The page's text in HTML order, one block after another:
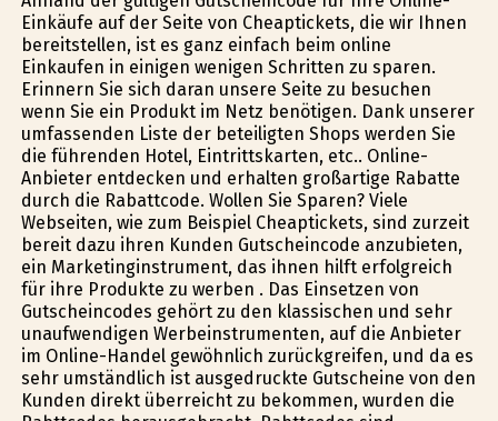
Einkäufe auf der Seite von Cheaptickets, die wir Ihnen
bereitstellen, ist es ganz einfach beim online
Einkaufen in einigen wenigen Schritten zu sparen.
Erinnern Sie sich daran unsere Seite zu besuchen
wenn Sie ein Produkt im Netz benötigen. Dank unserer
umfassenden Liste der beteiligten Shops werden Sie
die führenden Hotel, Eintrittskarten, etc.. Online-
Anbieter entdecken und erhalten großartige Rabatte
durch die Rabattcode. Wollen Sie Sparen? Viele
Webseiten, wie zum Beispiel Cheaptickets, sind zurzeit
bereit dazu ihren Kunden Gutscheincode anzubieten,
ein Marketinginstrument, das ihnen hilft erfolgreich
für ihre Produkte zu werben . Das Einsetzen von
Gutscheincodes gehört zu den klassischen und sehr
unaufwendigen Werbeinstrumenten, auf die Anbieter
im Online-Handel gewöhnlich zurückgreifen, und da es
sehr umständlich ist ausgedruckte Gutscheine von den
Kunden direkt überreicht zu bekommen, wurden die